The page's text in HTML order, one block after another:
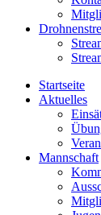
Startseite
Aktuelles
Mannschaft